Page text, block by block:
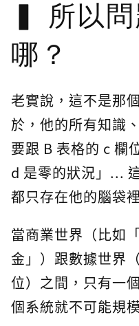
所以
哪？
老實說，這不是那
於，他的所有知識
要跟 B 表格的 c 欄
d 是零的狀況」...
都只存在他的腦袋
當商業世界（比如
金」）跟數據世界
位）之間，只有一
個系統就不可能規